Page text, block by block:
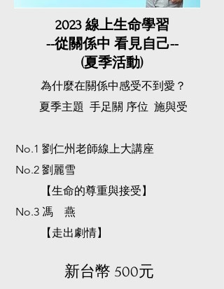
2023 線上生命學習
​--從關係中 看見自己--
(夏季活動)
為什麼在關係中感受不到愛？
​夏季主題 手足關 序位 施與受
No.1 劉仁州老師線上大講座
​No.2 劉麗雪
【生命的尊重與接受】
No.3 馮 燕
【走出劇情】
​新台幣 500元